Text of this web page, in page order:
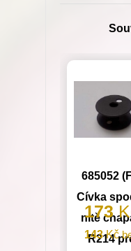
množství
685052
Cívka
nitě
R214
173
143Kč